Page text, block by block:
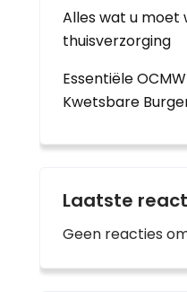
Alles wat u moet
thuisverzorging
Essentiële
Kwetsbare
Laatste
Geen reacties